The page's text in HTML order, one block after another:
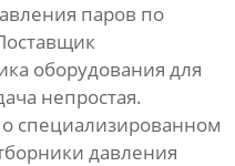
паров по
оборудования для
непростая.
специализированном
давления